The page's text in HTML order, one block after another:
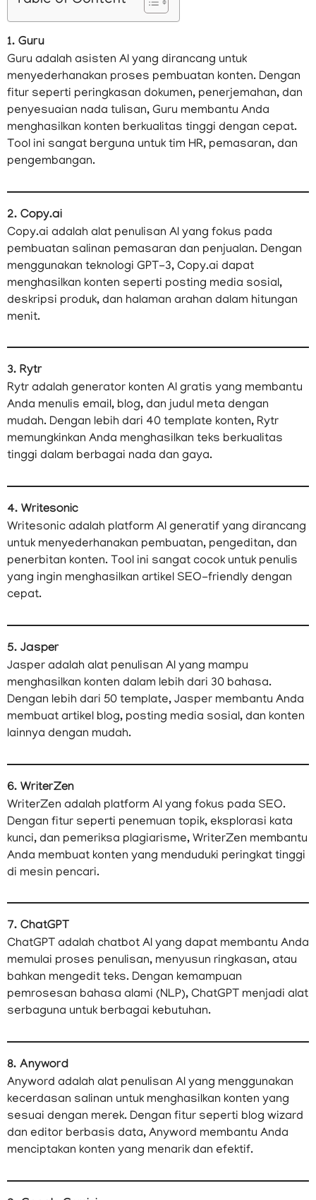
1. Guru
Guru adalah asisten AI yang dirancang untuk
menyederhanakan proses pembuatan konten. Dengan
fitur seperti peringkasan dokumen, penerjemahan, dan
penyesuaian nada tulisan, Guru membantu Anda
menghasilkan konten berkualitas tinggi dengan cepat.
Tool ini sangat berguna untuk tim HR, pemasaran, dan
pengembangan.
2. Copy.ai
Copy.ai adalah alat penulisan AI yang fokus pada
pembuatan salinan pemasaran dan penjualan. Dengan
menggunakan teknologi GPT-3, Copy.ai dapat
menghasilkan konten seperti posting media sosial,
deskripsi produk, dan halaman arahan dalam hitungan
menit.
3. Rytr
Rytr adalah generator konten AI gratis yang membantu
Anda menulis email, blog, dan judul meta dengan
mudah. Dengan lebih dari 40 template konten, Rytr
memungkinkan Anda menghasilkan teks berkualitas
tinggi dalam berbagai nada dan gaya.
4. Writesonic
Writesonic adalah platform AI generatif yang dirancang
untuk menyederhanakan pembuatan, pengeditan, dan
penerbitan konten. Tool ini sangat cocok untuk penulis
yang ingin menghasilkan artikel SEO-friendly dengan
cepat.
5. Jasper
Jasper adalah alat penulisan AI yang mampu
menghasilkan konten dalam lebih dari 30 bahasa.
Dengan lebih dari 50 template, Jasper membantu Anda
membuat artikel blog, posting media sosial, dan konten
lainnya dengan mudah.
6. WriterZen
WriterZen adalah platform AI yang fokus pada SEO.
Dengan fitur seperti penemuan topik, eksplorasi kata
kunci, dan pemeriksa plagiarisme, WriterZen membantu
Anda membuat konten yang menduduki peringkat tinggi
di mesin pencari.
7. ChatGPT
ChatGPT adalah chatbot AI yang dapat membantu Anda
memulai proses penulisan, menyusun ringkasan, atau
bahkan mengedit teks. Dengan kemampuan
pemrosesan bahasa alami (NLP), ChatGPT menjadi alat
serbaguna untuk berbagai kebutuhan.
8. Anyword
Anyword adalah alat penulisan AI yang menggunakan
kecerdasan salinan untuk menghasilkan konten yang
sesuai dengan merek. Dengan fitur seperti blog wizard
dan editor berbasis data, Anyword membantu Anda
menciptakan konten yang menarik dan efektif.